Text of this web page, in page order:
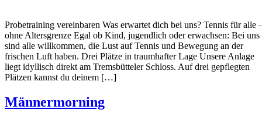
Probetraining vereinbaren Was erwartet dich bei uns? Tennis für alle
ohne Altersgrenze Egal ob Kind, jugendlich oder erwachsen: Bei uns
sind alle willkommen, die Lust auf Tennis und Bewegung an der
frischen Luft haben. Drei Plätze in traumhafter Lage Unsere Anlage
liegt idyllisch direkt am Tremsbütteler Schloss. Auf drei gepflegten
Plätzen kannst du deinem […]
Männermorning